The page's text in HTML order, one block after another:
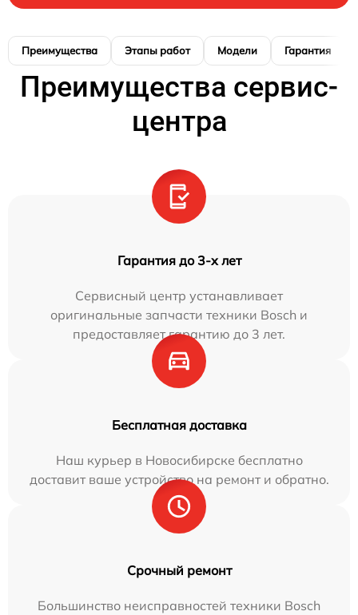
Преимущества Этапы работ Модели Гарантия
Преимущества сервис-
центра
Гарантия до 3-х лет
Сервисный центр устанавливает
оригинальные запчасти техники Bosch и
предоставляет гарантию до 3 лет.
Бесплатная доставка
Наш курьер в Новосибирске бесплатно
доставит ваше устройство на ремонт и обратно.
Срочный ремонт
Большинство неисправностей техники Bosch